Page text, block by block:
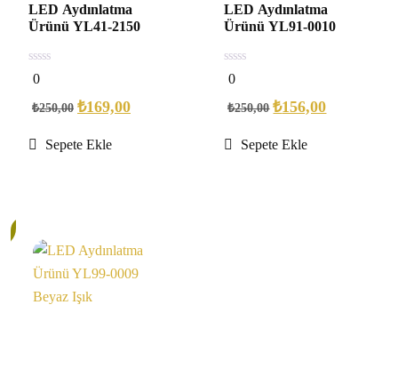
LED Aydınlatma
Ürünü YL41-2150
0
out
5
0
₺250,00 ₺169,00
Sepete Ekle
LED Aydınlatma
Ürünü YL91-0010
0
out
5
0
₺250,00 ₺156,00
Sepete Ekle